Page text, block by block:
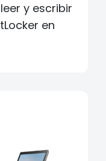
y escribir
en